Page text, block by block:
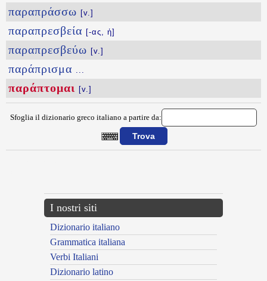
παραπράσσω [v.]
παραπρεσβεία [-ας, ἡ]
παραπρεσβεύω [v.]
παράπρισμα ...
παράπτομαι [v.]
Sfoglia il dizionario greco italiano a partire da:
I nostri siti
Dizionario italiano
Grammatica italiana
Verbi Italiani
Dizionario latino